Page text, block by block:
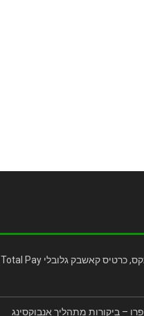
MAX-BACK הכל על מקס, כרטיס קאשבק גלובלי Total Pay
חווית לקוח פוקופון F2 פרו – ביקורות מתהליך אנבוקסינג